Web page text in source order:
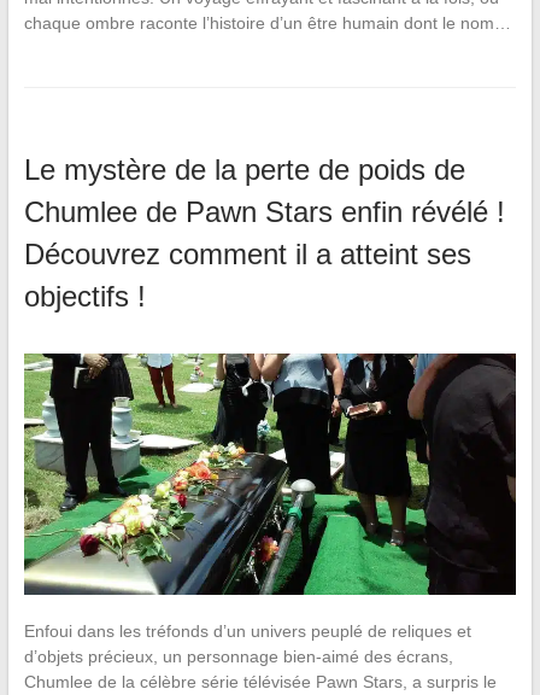
chaque ombre raconte l’histoire d’un être humain dont le nom…
Le mystère de la perte de poids de
Chumlee de Pawn Stars enfin révélé !
Découvrez comment il a atteint ses
objectifs !
Enfoui dans les tréfonds d’un univers peuplé de reliques et
d’objets précieux, un personnage bien-aimé des écrans,
Chumlee de la célèbre série télévisée Pawn Stars, a surpris le